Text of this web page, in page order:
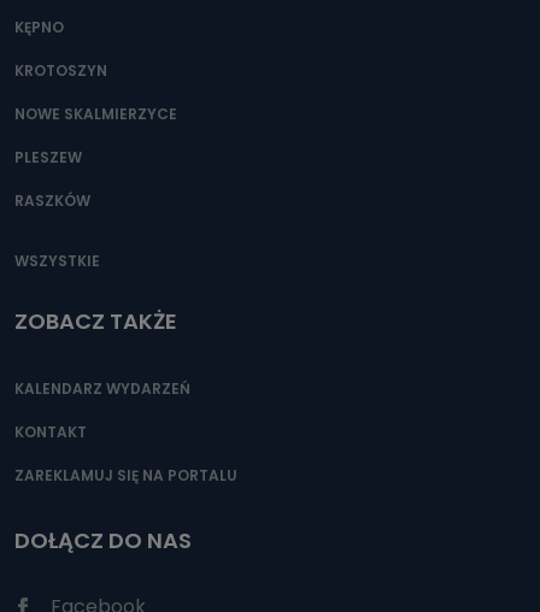
KĘPNO
KROTOSZYN
NOWE SKALMIERZYCE
PLESZEW
RASZKÓW
WSZYSTKIE
ZOBACZ TAKŻE
KALENDARZ WYDARZEŃ
KONTAKT
ZAREKLAMUJ SIĘ NA PORTALU
DOŁĄCZ DO NAS